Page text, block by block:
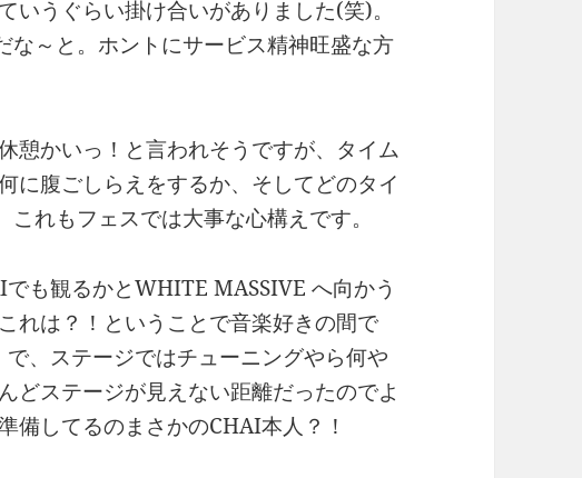
いうぐらい掛け合いがありました(笑)。
な～と。ホントにサービス精神旺盛な方
憩かいっ！と言われそうですが、タイム
に腹ごしらえをするか、そしてどのタイ
れもフェスでは大事な心構えです。
も観るかとWHITE MASSIVE へ向かう
れは？！ということで音楽好きの間で
、ステージではチューニングやら何や
どステージが見えない距離だったのでよ
備してるのまさかのCHAI本人？！